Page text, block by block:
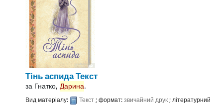
Тінь аспидаТекст
за Гнатко, Дарина.
Вид матеріалу: Текст; формат:звичайний друк; літературний